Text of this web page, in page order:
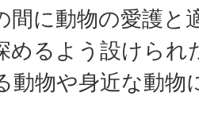
間に動物の愛護と
めるよう設けられ
動物や身近な動物